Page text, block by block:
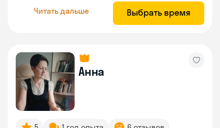
Читать дальше Выбрать время
Анна